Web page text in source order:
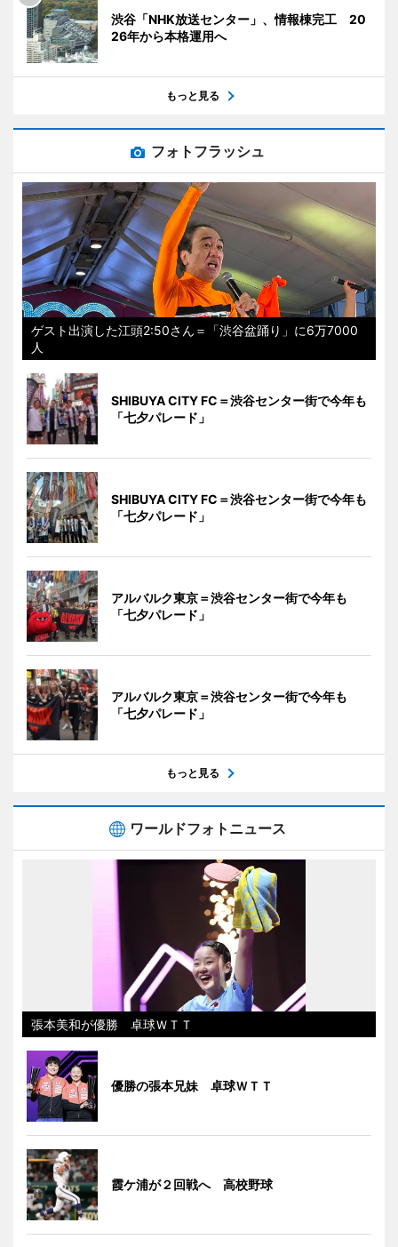
渋谷「NHK放送センター」、情報棟完工 20
26年から本格運用へ
もっと見る
フォトフラッシュ
ゲスト出演した江頭2:50さん＝「渋谷盆踊り」に6万7000
人
SHIBUYA CITY FC＝渋谷センター街で今年も
「七夕パレード」
SHIBUYA CITY FC＝渋谷センター街で今年も
「七夕パレード」
アルバルク東京＝渋谷センター街で今年も
「七夕パレード」
アルバルク東京＝渋谷センター街で今年も
「七夕パレード」
もっと見る
ワールドフォトニュース
張本美和が優勝 卓球ＷＴＴ
優勝の張本兄妹 卓球ＷＴＴ
霞ケ浦が２回戦へ 高校野球